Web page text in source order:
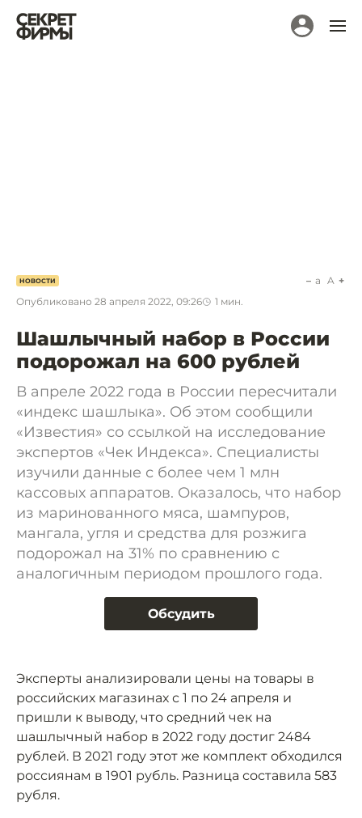
НОВОСТИ
Опубликовано 28 апреля 2022, 09:26 1 мин.
a A
Шашлычный набор в России
подорожал на 600 рублей
В апреле 2022 года в России пересчитали
«индекс шашлыка». Об этом сообщили
«Известия» со ссылкой на исследование
экспертов «Чек Индекса». Специалисты
изучили данные с более чем 1 млн
кассовых аппаратов. Оказалось, что набор
из маринованного мяса, шампуров,
мангала, угля и средства для розжига
подорожал на 31% по сравнению с
аналогичным периодом прошлого года.
Обсудить
Эксперты анализировали цены на товары в
российских магазинах с 1 по 24 апреля и
пришли к выводу, что средний чек на
шашлычный набор в 2022 году достиг 2484
рублей. В 2021 году этот же комплект обходился
россиянам в 1901 рубль. Разница составила 583
рубля.